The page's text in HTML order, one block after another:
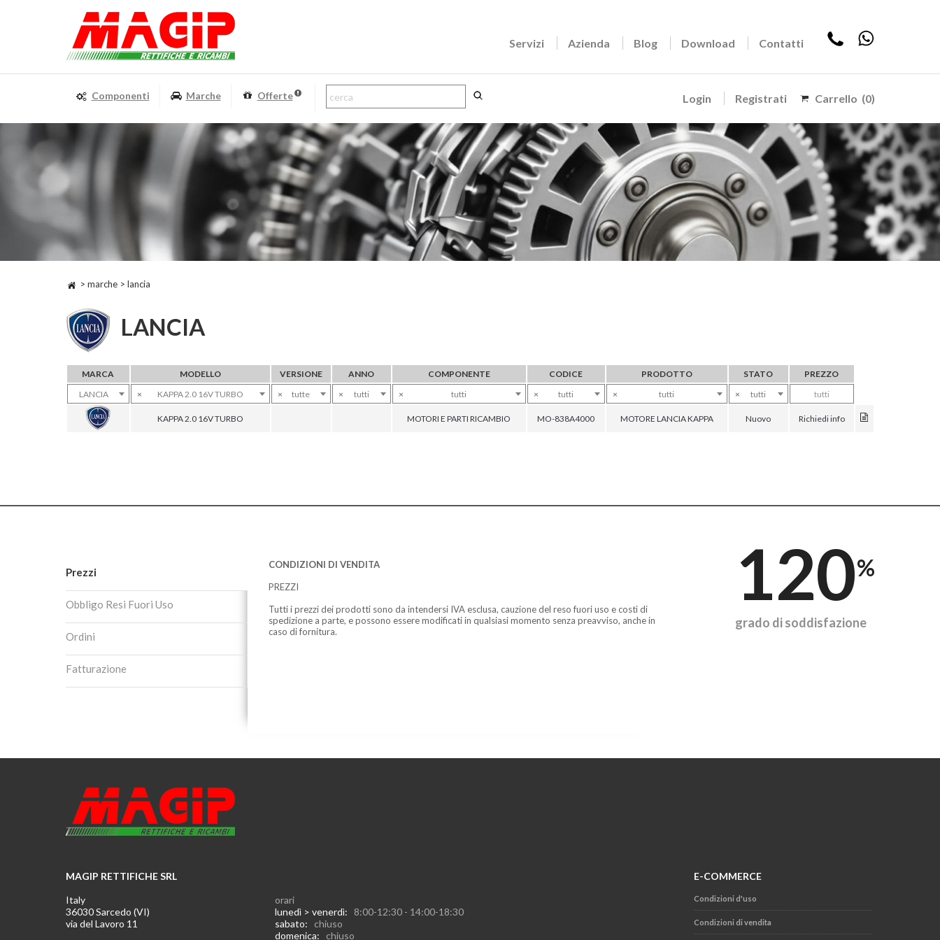
Servizi Azienda Blog Download Contatti
Login Registrati Carrello (0)
Componenti Marche Offerte
> marche > lancia
LANCIA
MARCA MODELLO VERSIONE ANNO COMPONENTE CODICE PRODOTTO STATO
PREZZO
LANCIA
× KAPPA 2.0 16V TURBO × tutte × tutti × tutti × tutti × tutti × tutti tutti
KAPPA 2.0 16V TURBO MOTORI E PARTI RICAMBIO MO-838A4000 MOTORE LANCIA KAPPA Nuovo Richiedi info
Prezzi
Obbligo Resi Fuori Uso
Ordini
Fatturazione
CONDIZIONI DI VENDITA
PREZZI
Tutti i prezzi dei prodotti sono da intendersi IVA esclusa, cauzione del reso fuori uso e costi di
spedizione a parte, e possono essere modificati in qualsiasi momento senza preavviso, anche in
caso di fornitura.
120%
grado di soddisfazione
MAGIP RETTIFICHE SRL
Italy
36030 Sarcedo (VI)
via del Lavoro 11
orari
lunedì > venerdì: 8:00-12:30 - 14:00-18:30
sabato: chiuso
domenica: chiuso
E-COMMERCE
Condizioni d'uso
Condizioni di vendita